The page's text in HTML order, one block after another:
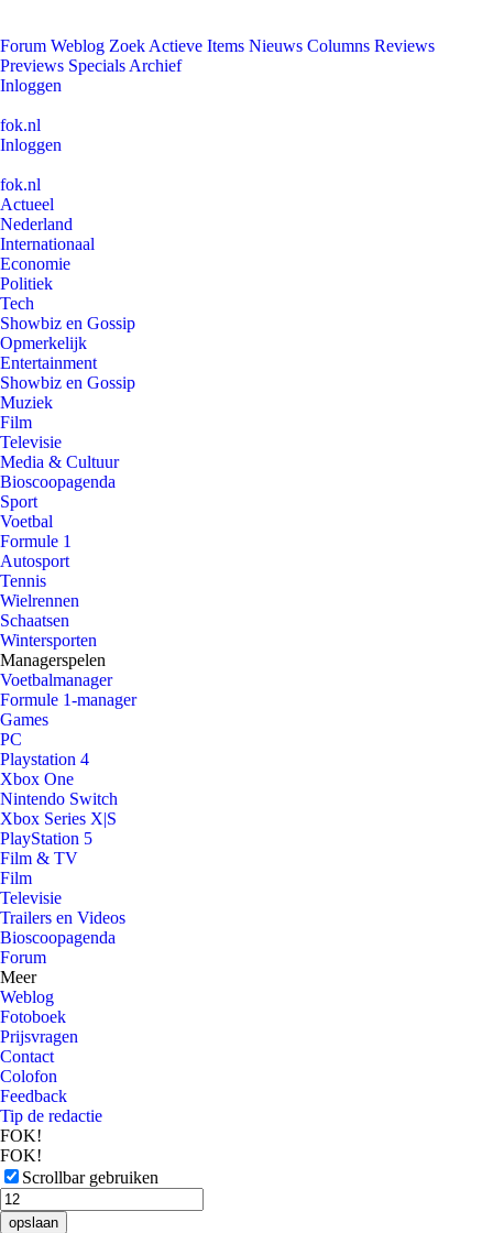
Forum Weblog Zoek Actieve Items Nieuws Columns Reviews
Previews Specials Archief
Inloggen
fok.nl
Inloggen
fok.nl
Actueel
Nederland
Internationaal
Economie
Politiek
Tech
Showbiz en Gossip
Opmerkelijk
Entertainment
Showbiz en Gossip
Muziek
Film
Televisie
Media & Cultuur
Bioscoopagenda
Sport
Voetbal
Formule 1
Autosport
Tennis
Wielrennen
Schaatsen
Wintersporten
Managerspelen
Voetbalmanager
Formule 1-manager
Games
PC
Playstation 4
Xbox One
Nintendo Switch
Xbox Series X|S
PlayStation 5
Film & TV
Film
Televisie
Trailers en Videos
Bioscoopagenda
Forum
Meer
Weblog
Fotoboek
Prijsvragen
Contact
Colofon
Feedback
Tip de redactie
FOK!
FOK!
Scrollbar gebruiken
opslaan